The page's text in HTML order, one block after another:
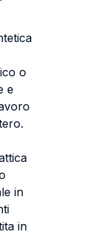
o
e
in
in